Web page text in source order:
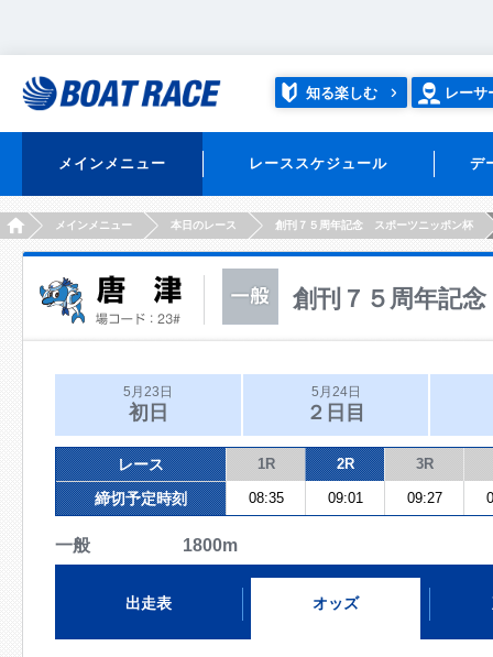
知る楽しむ レーサ
メインメニュー レーススケジュール デ
HOMEメインメニュー 本日のレース 創刊７５周年記念 スポーツニッポン杯
創刊７５周年記
5月23日
初日
5月24日
２日目
レース 1R 2R 3R
締切予定時刻 08:35 09:01 09:27
一般 1800m
出走表 オッズ